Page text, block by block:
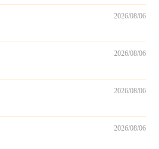
2026/08/06
2026/08/06
2026/08/06
2026/08/06